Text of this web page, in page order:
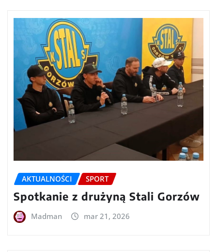
AKTUALNOŚCI SPORT
Spotkanie z drużyną Stali Gorzów
Madman mar 21, 2026